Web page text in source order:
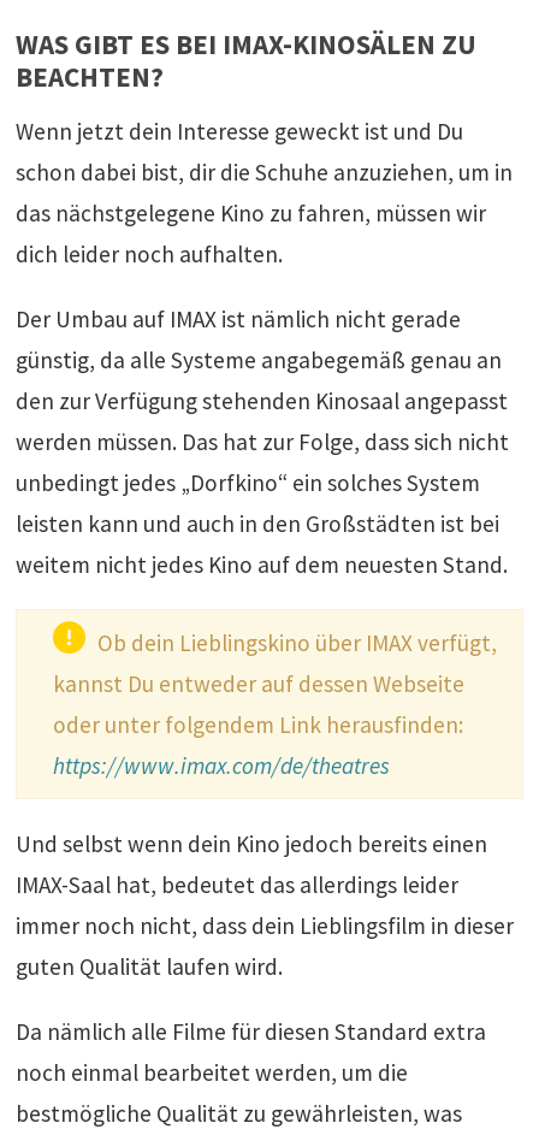
WAS GIBT ES BEI IMAX-KINOSÄLEN ZU
BEACHTEN?
Wenn jetzt dein Interesse geweckt ist und Du
schon dabei bist, dir die Schuhe anzuziehen, um in
das nächstgelegene Kino zu fahren, müssen wir
dich leider noch aufhalten.
Der Umbau auf IMAX ist nämlich nicht gerade
günstig, da alle Systeme angabegemäß genau an
den zur Verfügung stehenden Kinosaal angepasst
werden müssen. Das hat zur Folge, dass sich nicht
unbedingt jedes „Dorfkino“ ein solches System
leisten kann und auch in den Großstädten ist bei
weitem nicht jedes Kino auf dem neuesten Stand.
Ob dein Lieblingskino über IMAX verfügt,
kannst Du entweder auf dessen Webseite
oder unter folgendem Link herausfinden:
https://www.imax.com/de/theatres
Und selbst wenn dein Kino jedoch bereits einen
IMAX-Saal hat, bedeutet das allerdings leider
immer noch nicht, dass dein Lieblingsfilm in dieser
guten Qualität laufen wird.
Da nämlich alle Filme für diesen Standard extra
noch einmal bearbeitet werden, um die
bestmögliche Qualität zu gewährleisten, was